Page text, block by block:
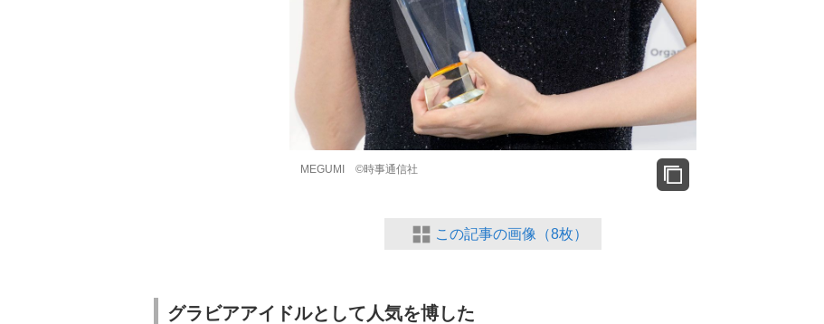
MEGUMI ©時事通信社
この記事の画像（8枚）
グラビアアイドルとして人気を博した